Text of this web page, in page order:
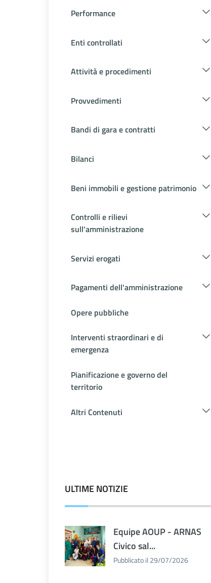
Performance
Enti controllati
Attività e procedimenti
Provvedimenti
Bandi di gara e contratti
Bilanci
Beni immobili e gestione patrimonio
Controlli e rilievi
sull'amministrazione
Servizi erogati
Pagamenti dell'amministrazione
Opere pubbliche
Interventi straordinari e di
emergenza
Pianificazione e governo del
territorio
Altri Contenuti
ULTIME NOTIZIE
Equipe AOUP - ARNAS
Civico sal...
Pubblicato il 29/07/2026